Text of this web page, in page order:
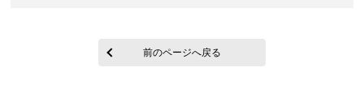
前のページへ戻る